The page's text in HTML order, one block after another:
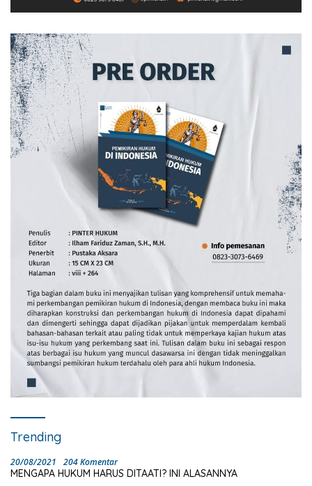
Trending
20/08/2021 204 Komentar
MENGAPA HUKUM HARUS DITAATI? INI ALASANNYA